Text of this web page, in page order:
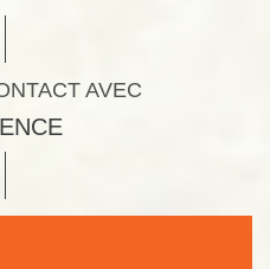
AVEC